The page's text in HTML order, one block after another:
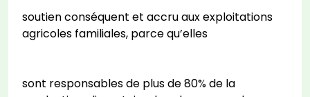
soutien conséquent et accru aux exploitations
agricoles familiales, parce qu’elles
sont responsables de plus de 80% de la